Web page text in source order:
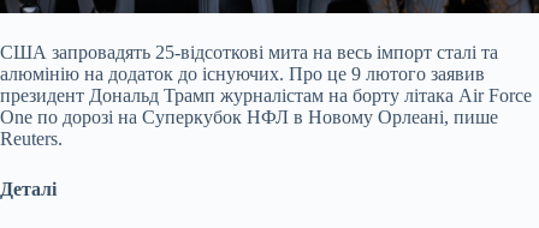
США запровадять 25-відсоткові мита на весь імпорт сталі та
алюмінію на додаток до існуючих. Про це 9 лютого заявив
президент Дональд Трамп журналістам на борту літака Air Force
One по дорозі на Суперкубок НФЛ в Новому Орлеані, пише
Reuters.
Деталі